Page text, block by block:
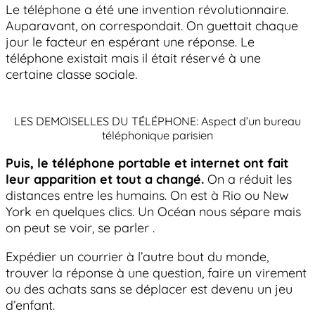
Le téléphone a été une invention révolutionnaire.
Auparavant, on correspondait. On guettait chaque
jour le facteur en espérant une réponse. Le
téléphone existait mais il était réservé à une
certaine classe sociale.
LES DEMOISELLES DU TÉLÉPHONE: Aspect d’un bureau
téléphonique parisien
Puis, le téléphone portable et internet ont fait
leur apparition et tout a changé. On a réduit les
distances entre les humains. On est à Rio ou New
York en quelques clics. Un Océan nous sépare mais
on peut se voir, se parler .
Expédier un courrier à l’autre bout du monde,
trouver la réponse à une question, faire un virement
ou des achats sans se déplacer est devenu un jeu
d’enfant.